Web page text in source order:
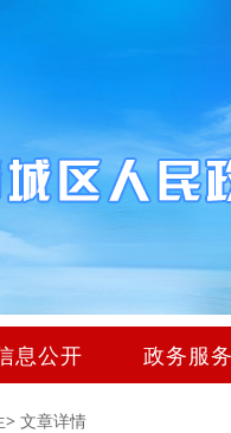
息公开 政务服
> 文章详情